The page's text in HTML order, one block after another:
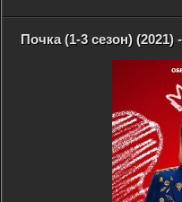
Почка (1-3 сезон) (2021)